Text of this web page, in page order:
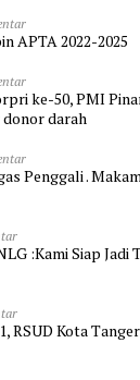
APTA 2022-2025
ke-50, PMI
darah
Penggali .
:Kami Siap Jadi
RSUD Kota